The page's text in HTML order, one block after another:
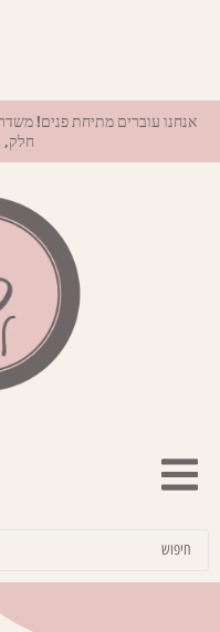
אנחנו עוברים מתיחת פנים!
חלק,